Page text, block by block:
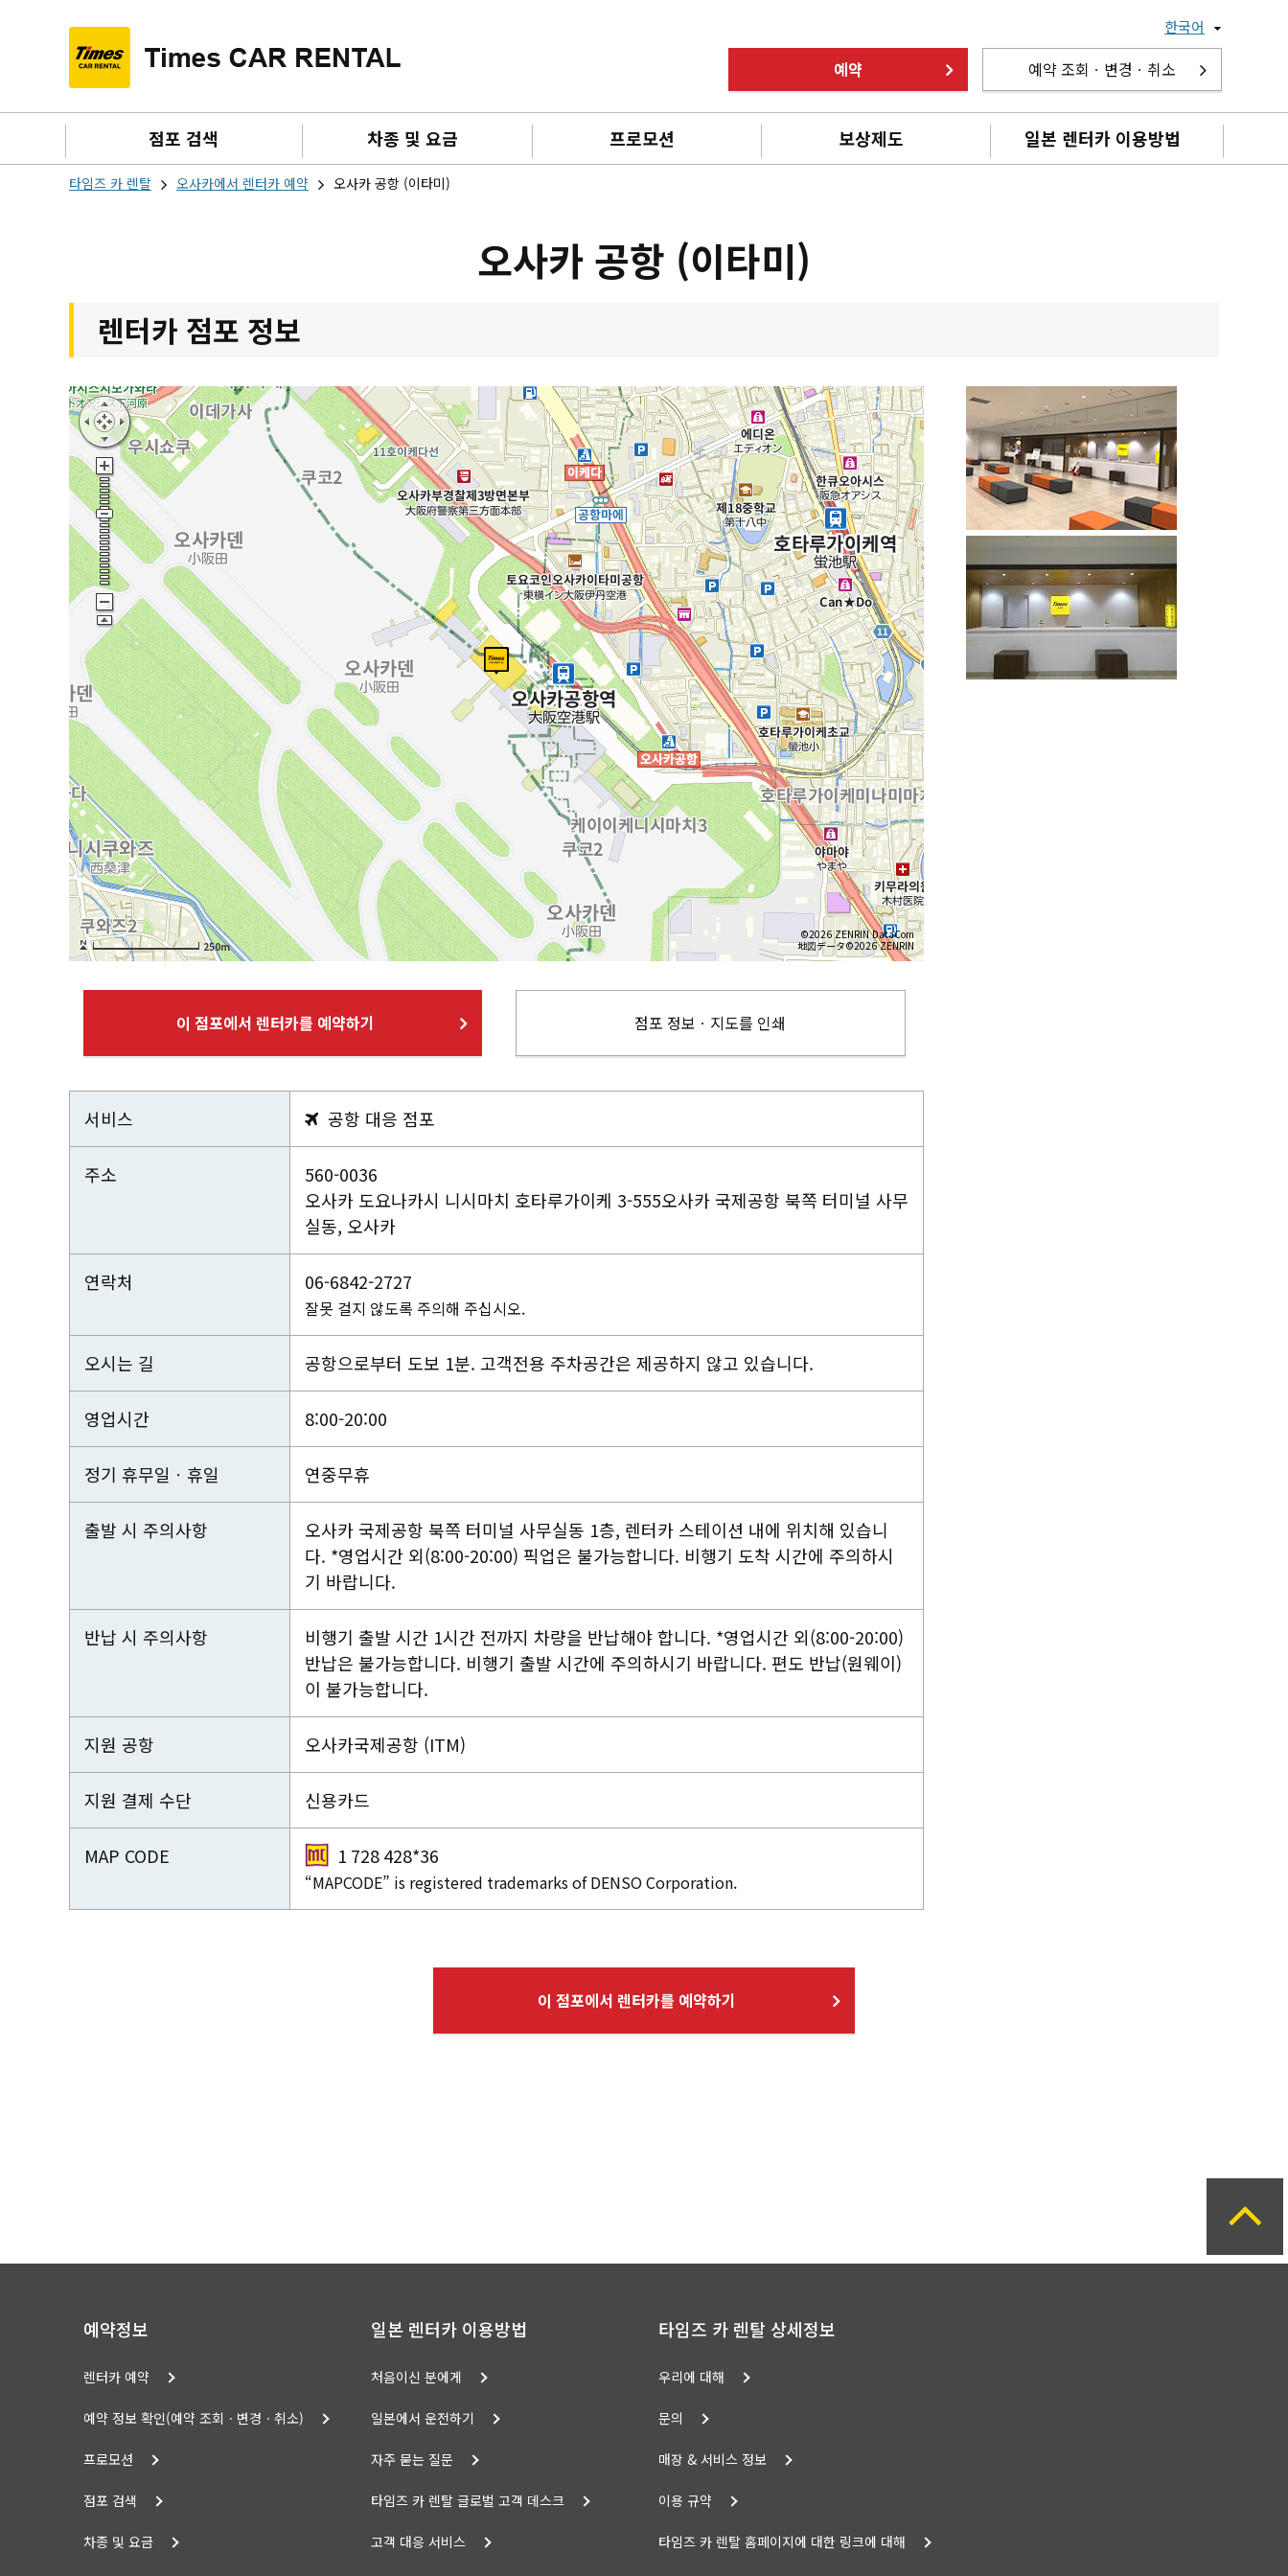
한국어
예약 예약 조회ㆍ변경ㆍ취소
점포 검색 차종 및 요금 프로모션 보상제도 일본 렌터카 이용방법
타임즈 카 렌탈 오사카에서 렌터카 예약 오사카 공항 (이타미)
오사카 공항 (이타미)
렌터카 점포 정보
250m
©2026 ZENRIN DataCom
地図データ©2026 ZENRIN
이 점포에서 렌터카를 예약하기 점포 정보ㆍ지도를 인쇄
서비스  공항 대응 점포
주소
560-0036
오사카 도요나카시 니시마치 호타루가이케 3-555오사카 국제공항 북쪽 터미널 사무
실동, 오사카
연락처 06-6842-2727
잘못 걸지 않도록 주의해 주십시오.
오시는 길 공항으로부터 도보 1분. 고객전용 주차공간은 제공하지 않고 있습니다.
영업시간 8:00-20:00
정기 휴무일ㆍ휴일 연중무휴
출발 시 주의사항
오사카 국제공항 북쪽 터미널 사무실동 1층, 렌터카 스테이션 내에 위치해 있습니
다. *영업시간 외(8:00-20:00) 픽업은 불가능합니다. 비행기 도착 시간에 주의하시
기 바랍니다.
반납 시 주의사항
비행기 출발 시간 1시간 전까지 차량을 반납해야 합니다. *영업시간 외(8:00-20:00)
반납은 불가능합니다. 비행기 출발 시간에 주의하시기 바랍니다. 편도 반납(원웨이)
이 불가능합니다.
지원 공항 오사카국제공항 (ITM)
지원 결제 수단 신용카드
MAP CODE 1 728 428*36
“MAPCODE” is registered trademarks of DENSO Corporation.
이 점포에서 렌터카를 예약하기
예약정보
렌터카 예약
예약 정보 확인(예약 조회ㆍ변경ㆍ취소)
프로모션
점포 검색
차종 및 요금
일본 렌터카 이용방법
처음이신 분에게
일본에서 운전하기
자주 묻는 질문
타임즈 카 렌탈 글로벌 고객 데스크
고객 대응 서비스
타임즈 카 렌탈 상세정보
우리에 대해
문의
매장 & 서비스 정보
이용 규약
타임즈 카 렌탈 홈페이지에 대한 링크에 대해